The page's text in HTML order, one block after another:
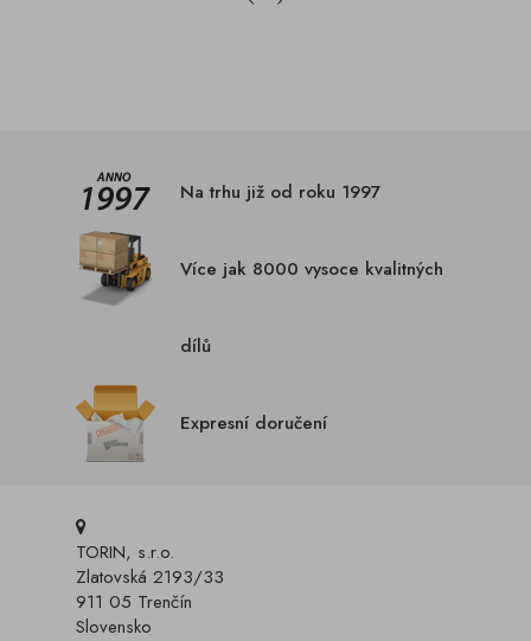
Na trhu již od roku 1997
Více jak 8000 vysoce kvalitných
dílů
Expresní doručení
TORIN, s.r.o.
Zlatovská 2193/33
911 05 Trenčín
Slovensko